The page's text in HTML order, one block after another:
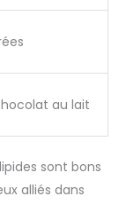
au lait
sont bons
alliés dans